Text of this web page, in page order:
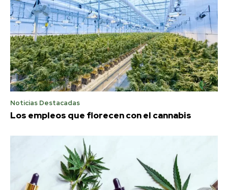
Noticias Destacadas
Los empleos que florecen con el cannabis